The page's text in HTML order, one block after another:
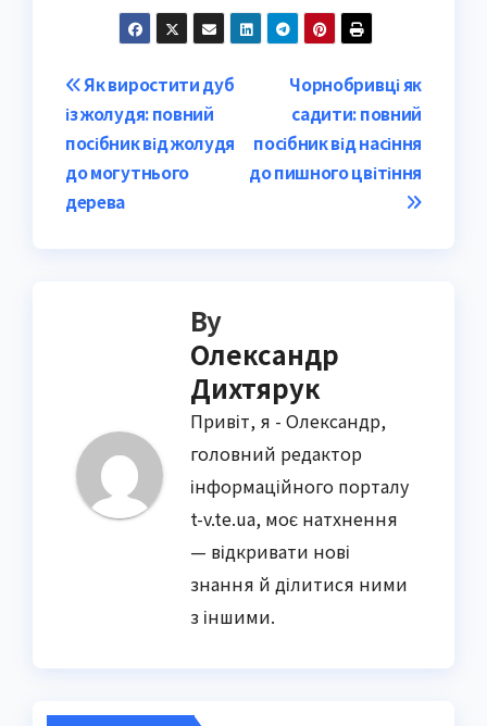
Post
navigation
Чорнобривці як
садити: повний
посібник від насіння
до пишного цвітіння
Як виростити дуб
із жолудя: повний
посібник від жолудя
до могутнього
дерева
By
Олександр
Дихтярук
Привіт, я - Олександр,
головний редактор
інформаційного порталу
t-v.te.ua, моє натхнення
— відкривати нові
знання й ділитися ними
з іншими.